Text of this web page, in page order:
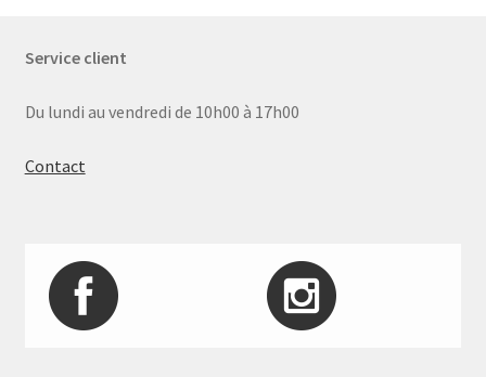
Service client
Du lundi au vendredi de 10h00 à 17h00
Contact